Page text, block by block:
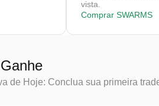
vista.
Comprar SWARMS
de Hoje: Conclua sua primeira